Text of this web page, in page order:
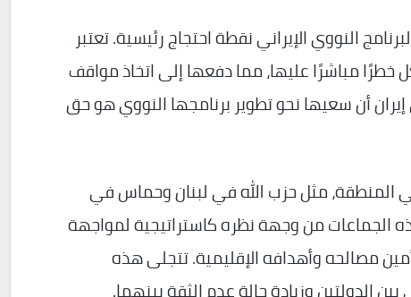
النووي الإيراني نقطة احتجاج رئيسية. تعتبر
مباشرًا عليها، مما دفعها إلى اتخاذ مواقف
أن سعيها نحو تطوير برنامجها النووي هو حق
المنطقة، مثل حزب الله في لبنان وحماس في
الجماعات من وجهة نظره كاستراتيجية لمواجهة
مصالحه وأهدافه الإقليمية. تتجلى هذه